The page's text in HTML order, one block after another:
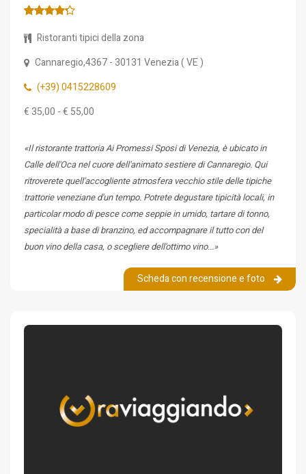
Ristoranti tipici della zona
Cannaregio,4367- 30131 Venezia(VE)
(+39) 0415228609
€ 35,00 - € 55,00
«Il ristorante trattoria Ai Promessi Sposi di Venezia, è ubicato in
Calle dell'Oca nel cuore dell'animato sestiere di Cannaregio. Qui
ritroverete quell'accogliente atmosfera vecchio stile delle tipiche
trattorie veneziane d'un tempo. Potrete degustare tipicità locali, in
particolar modo di pesce come seppie in umido, tartare di tonno,
specialità a base di branzino, ed accompagnare il tutto con del
buon vino della casa, o scegliere dell'ottimo vino...»
Scheda con recensione e foto